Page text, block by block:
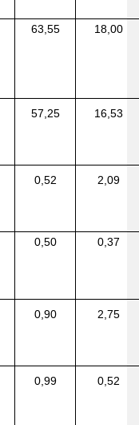
63,55 18,00
57,25 16,53
0,52 2,09
0,50 0,37
0,90 2,75
0,99 0,52